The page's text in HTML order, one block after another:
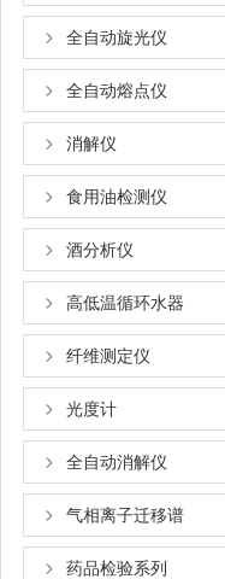
全自动旋光仪
全自动熔点仪
消解仪
食用油检测仪
酒分析仪
高低温循环水器
纤维测定仪
光度计
全自动消解仪
气相离子迁移谱
药品检验系列